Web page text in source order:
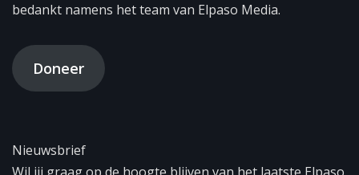
bedankt namens het team van Elpaso Media.
Doneer
Nieuwsbrief